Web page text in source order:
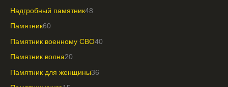
Надгробный памятник48
Памятник60
Памятник военному СВО40
Памятник волна20
Памятник для женщины36